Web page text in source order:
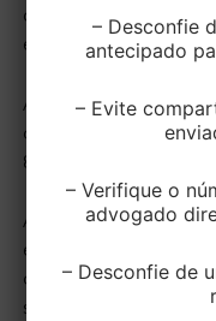
contribuinte
excluído da base de
A Receita Federal
de maio de 2026, por
8.007, de 30 de março
A regra vale para
estadual esteja
documento fiscal e
sido realizada com
– Desconfie
antecipado
– Evite
– Verifique o
advogado
– Desconfie de